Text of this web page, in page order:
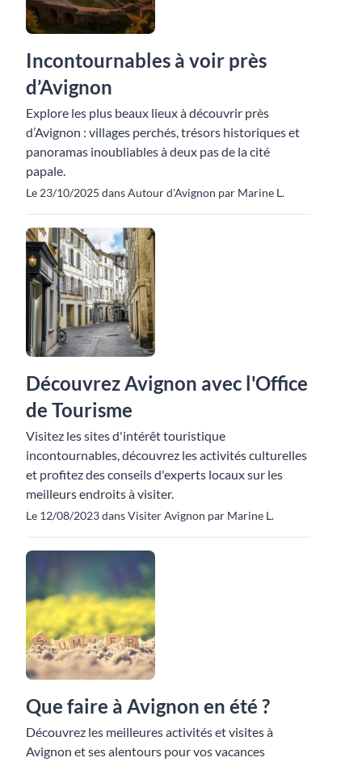
Incontournables à voir près
d’Avignon
Explore les plus beaux lieux à découvrir près
d’Avignon : villages perchés, trésors historiques et
panoramas inoubliables à deux pas de la cité
papale.
Le 23/10/2025 dans Autour d'Avignon par Marine L.
Découvrez Avignon avec l'Office
de Tourisme
Visitez les sites d'intérêt touristique
incontournables, découvrez les activités culturelles
et profitez des conseils d'experts locaux sur les
meilleurs endroits à visiter.
Le 12/08/2023 dans Visiter Avignon par Marine L.
Que faire à Avignon en été ?
Découvrez les meilleures activités et visites à
Avignon et ses alentours pour vos vacances